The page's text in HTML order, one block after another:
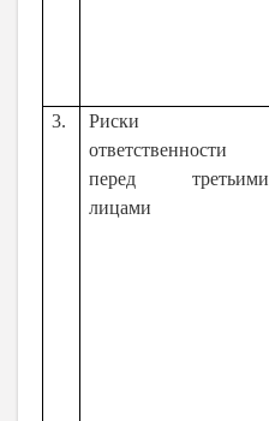
3.
Риски
ответственности
перед третьими
лицами